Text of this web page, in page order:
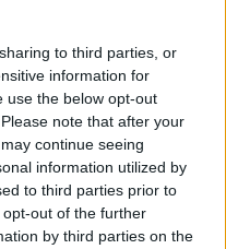
to third parties, or
information for
use the below opt-out
note that after your
continue seeing
information utilized by
to third parties prior to
out of the further
by third parties on the